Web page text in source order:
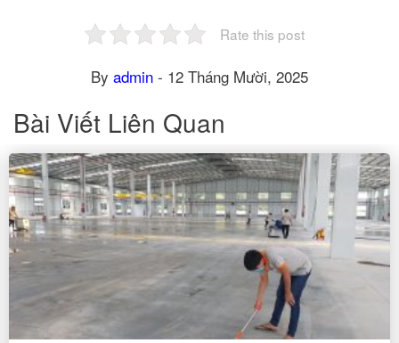
Rate this post
By admin - 12 Tháng Mười, 2025
Bài Viết Liên Quan